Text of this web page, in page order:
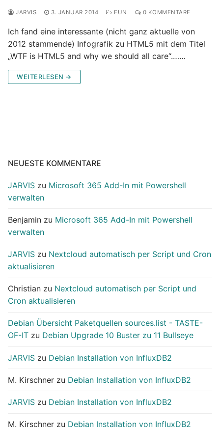
JARVIS 3. JANUAR 2014 FUN 0 KOMMENTARE
Ich fand eine interessante (nicht ganz aktuelle von
2012 stammende) Infografik zu HTML5 mit dem Titel
„WTF is HTML5 and why we should all care“.……
WEITERLESEN →
NEUESTE KOMMENTARE
JARVIS zu Microsoft 365 Add-In mit Powershell
verwalten
Benjamin zu Microsoft 365 Add-In mit Powershell
verwalten
JARVIS zu Nextcloud automatisch per Script und Cron
aktualisieren
Christian zu Nextcloud automatisch per Script und
Cron aktualisieren
Debian Übersicht Paketquellen sources.list - TASTE-
OF-IT zu Debian Upgrade 10 Buster zu 11 Bullseye
JARVIS zu Debian Installation von InfluxDB2
M. Kirschner zu Debian Installation von InfluxDB2
JARVIS zu Debian Installation von InfluxDB2
M. Kirschner zu Debian Installation von InfluxDB2